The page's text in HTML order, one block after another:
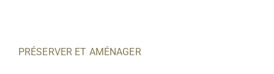
PRÉSERVER ET AMÉNAGER